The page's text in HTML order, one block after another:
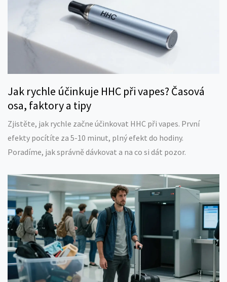
Jak rychle účinkuje HHC při vapes? Časová
osa, faktory a tipy
Zjistěte, jak rychle začne účinkovat HHC při vapes. První
efekty pocítíte za 5-10 minut, plný efekt do hodiny.
Poradíme, jak správně dávkovat a na co si dát pozor.